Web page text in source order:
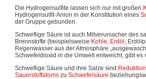
Die Hydrogensulfite lassen sich nur mit großen
Hydrogensulfit-Anion in der Konstitution eines
der Gruppe gebunden.
Schweflige Säure ist auch Mitverursacher des
Brennstoffe (beispielsweise Kohle, Erdöl ,
Regenwasser aus der Atmosphäre
Schwefeldioxid in die Umwelt entweicht, gibt es
Schweflige Säure und ihre Salze sind
Sauerstoffatoms zu Schwefelsäure